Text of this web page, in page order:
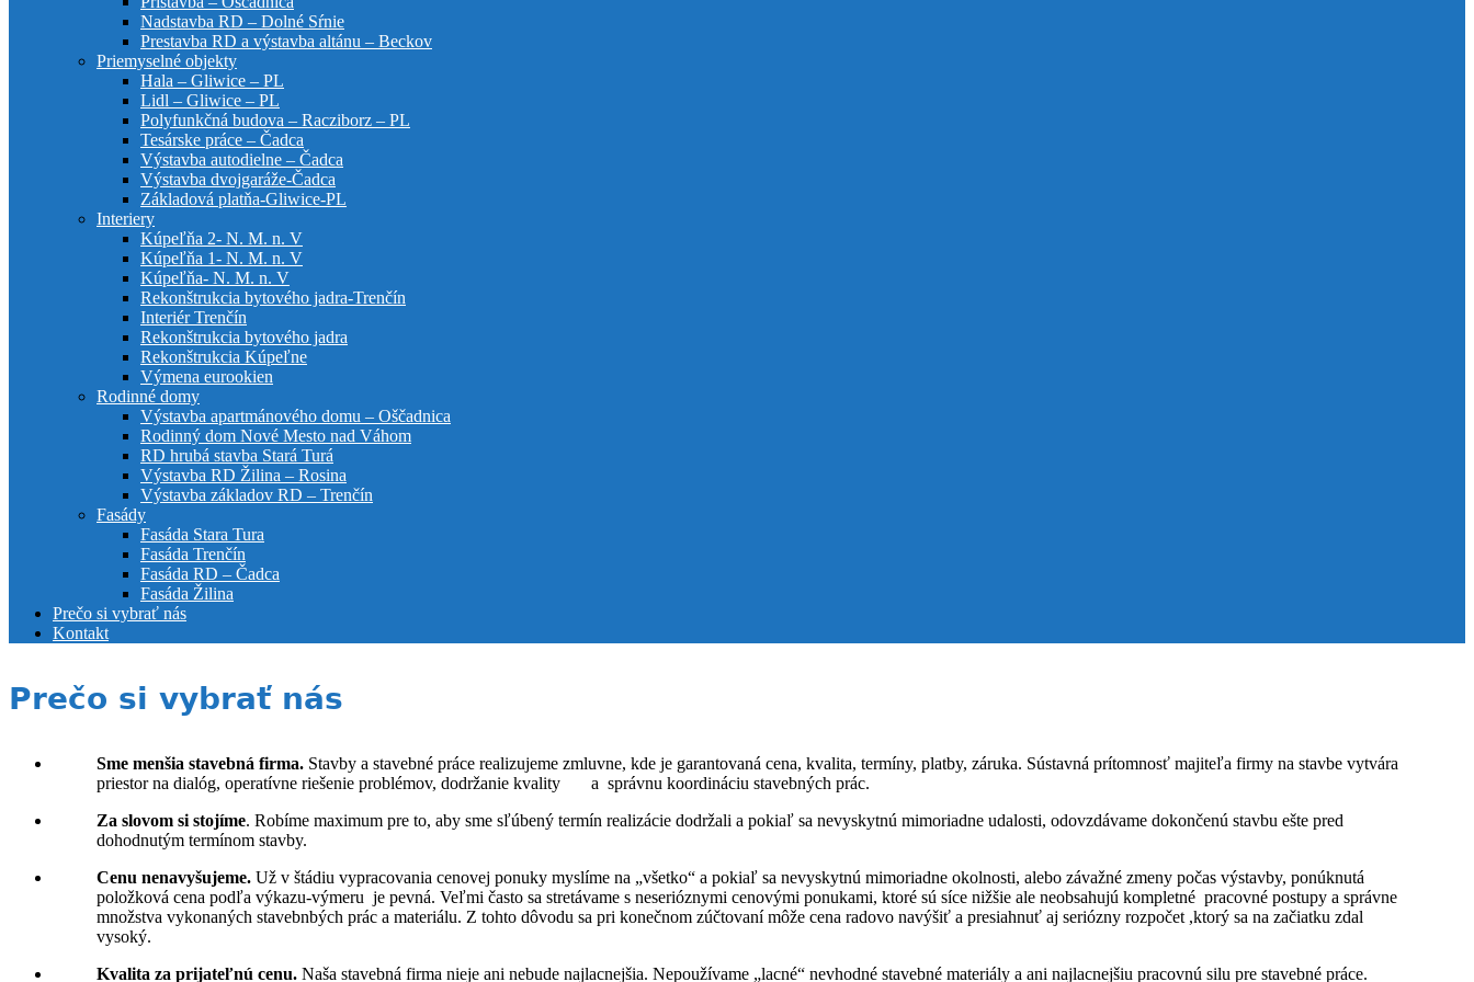
Nadstavba RD – Dolné Sŕnie
Prestavba RD a výstavba altánu – Beckov
Priemyselné objekty
Hala – Gliwice – PL
Lidl – Gliwice – PL
Polyfunkčná budova – Racziborz – PL
Tesárske práce – Čadca
Výstavba autodielne – Čadca
Výstavba dvojgaráže-Čadca
Základová platňa-Gliwice-PL
Interiery
Kúpeľňa 2- N. M. n. V
Kúpeľňa 1- N. M. n. V
Kúpeľňa- N. M. n. V
Rekonštrukcia bytového jadra-Trenčín
Interiér Trenčín
Rekonštrukcia bytového jadra
Rekonštrukcia Kúpeľne
Výmena eurookien
Rodinné domy
Výstavba apartmánového domu – Oščadnica
Rodinný dom Nové Mesto nad Váhom
RD hrubá stavba Stará Turá
Výstavba RD Žilina – Rosina
Výstavba základov RD – Trenčín
Fasády
Fasáda Stara Tura
Fasáda Trenčín
Fasáda RD – Čadca
Fasáda Žilina
Prečo si vybrať nás
Kontakt
Prečo si vybrať nás
Sme menšia stavebná firma. Stavby a stavebné práce realizujeme zmluvne, kde je garantovaná cena, kvalita, termíny, platby, záruka. Sústavná prítomnosť majiteľa firmy na stavbe vytvára
priestor na dialóg, operatívne riešenie problémov, dodržanie kvality a správnu koordináciu stavebných prác.
Za slovom si stojíme. Robíme maximum pre to, aby sme sľúbený termín realizácie dodržali a pokiaľ sa nevyskytnú mimoriadne udalosti, odovzdávame dokončenú stavbu ešte pred
dohodnutým termínom stavby.
Cenu nenavyšujeme. Už v štádiu vypracovania cenovej ponuky myslíme na „všetko“ a pokiaľ sa nevyskytnú mimoriadne okolnosti, alebo závažné zmeny počas výstavby, ponúknutá
položková cena podľa výkazu-výmeru je pevná. Veľmi často sa stretávame s neserióznymi cenovými ponukami, ktoré sú síce nižšie ale neobsahujú kompletné pracovné postupy a správne
množstva vykonaných stavebnbých prác a materiálu. Z tohto dôvodu sa pri konečnom zúčtovaní môže cena radovo navýšiť a presiahnuť aj seriózny rozpočet ,ktorý sa na začiatku zdal
vysoký.
Kvalita za prijateľnú cenu. Naša stavebná firma nieje ani nebude najlacnejšia. Nepoužívame „lacné“ nevhodné stavebné materiály a ani najlacnejšiu pracovnú silu pre stavebné práce.